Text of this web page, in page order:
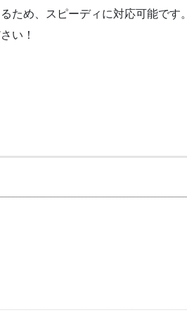
ため、スピーディに対応可能です。
い！